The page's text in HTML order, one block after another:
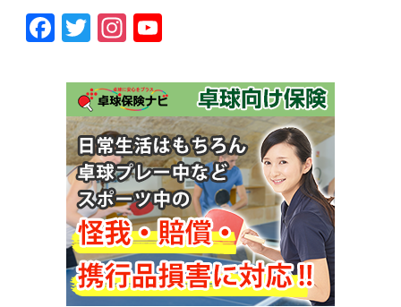
Facebook
TwitterInstagram